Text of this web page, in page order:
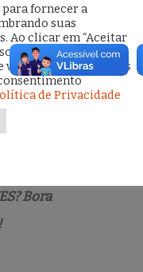
à venda.
Afroya,
especialmente
Bora
fornecer a
suas
Ao clicar em “Aceitar
de TODOS os
visitar "Configurações
de Privacidade